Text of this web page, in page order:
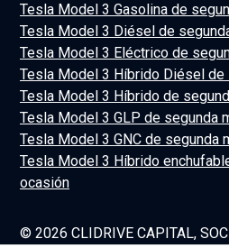
Tesla Model 3 Gasolina de
Tesla Model 3 Diésel de
Tesla Model 3 Eléctrico de
Tesla Model 3 Híbrido Diésel de
Tesla Model 3 Híbrido de
Tesla Model 3 GLP de segunda
Tesla Model 3 GNC de segunda
Tesla Model 3 Híbrido
ocasión
© 2026 CLIDRIVE CAPITAL,